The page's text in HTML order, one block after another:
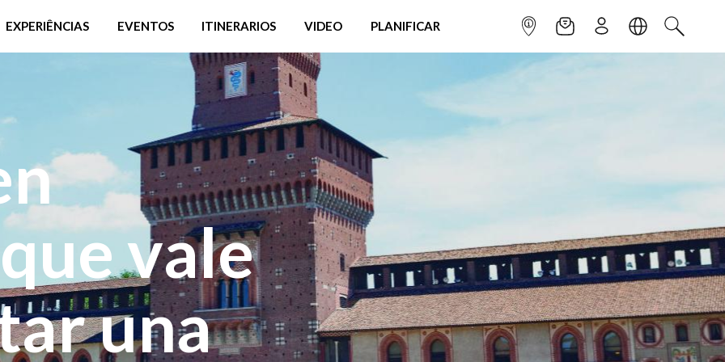
EXPERIÊNCIAS EVENTOS ITINERARIOS VIDEO PLANIFICAR INFOPOINTNEWSLETTER
SUSCRÌBETE
IDIOMABUSCAR
vale
una